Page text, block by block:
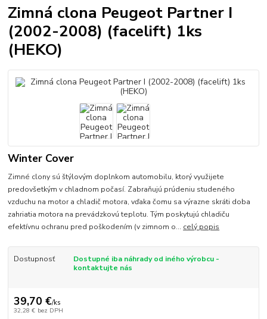
Zimná clona Peugeot Partner I
(2002-2008) (facelift) 1ks
(HEKO)
Winter Cover
Zimné clony sú štýlovým doplnkom automobilu, ktorý využijete
predovšetkým v chladnom počasí. Zabraňujú prúdeniu studeného
vzduchu na motor a chladič motora, vďaka čomu sa výrazne skráti doba
zahriatia motora na prevádzkovú teplotu. Tým poskytujú chladiču
efektívnu ochranu pred poškodením (v zimnom o... celý popis
Dostupnosť
Dostupné iba náhrady od iného výrobcu -
kontaktujte nás
39,70 €/ks
32,28 € bez DPH